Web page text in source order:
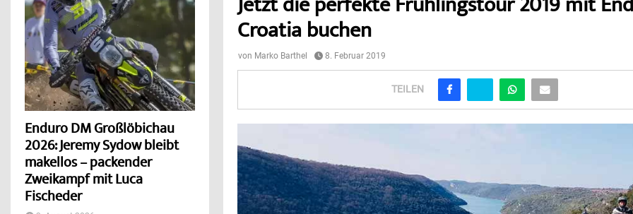
Jetzt die perfekte Frühlingstour 2019 mit
Croatia buchen
von Marko Barthel 8. Februar 2019
TEILEN
Enduro DM Großlöbichau
2026: Jeremy Sydow bleibt
makellos – packender
Zweikampf mit Luca
Fischeder